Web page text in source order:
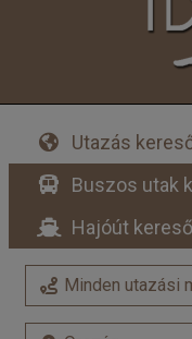
Utazás
Buszos utak
Hajóút kereső